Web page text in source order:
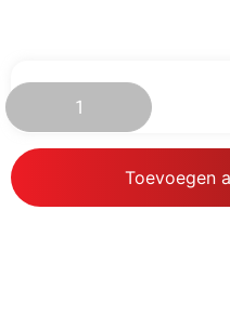
66.99
Toevoegen